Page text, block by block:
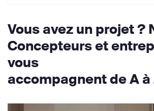
Vous avez un projet ?
Concepteurs et
vous
accompagnent de A à